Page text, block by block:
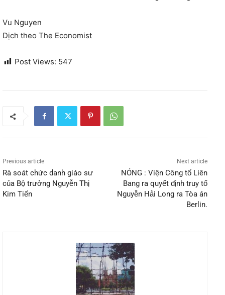
Vu Nguyen
Dịch theo The Economist
Post Views: 547
Previous article
Rà soát chức danh giáo sư
của Bộ trưởng Nguyễn Thị
Kim Tiến
Next article
NÓNG : Viện Công tố Liên
Bang ra quyết định truy tố
Nguyễn Hải Long ra Tòa án
Berlin.